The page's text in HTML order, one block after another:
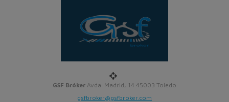
GSF Bróker Avda. Madrid, 14 45003 Toledo
gsfbroker@gsfbroker.com